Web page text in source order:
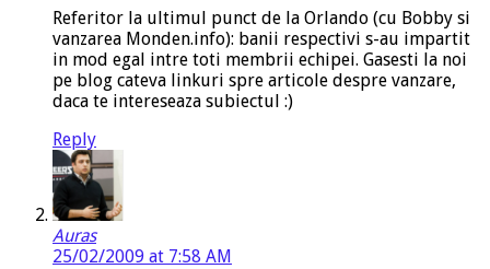
Referitor la ultimul punct de la Orlando (cu Bobby si
vanzarea Monden.info): banii respectivi s-au impartit
in mod egal intre toti membrii echipei. Gasesti la noi
pe blog cateva linkuri spre articole despre vanzare,
daca te intereseaza subiectul :)
Reply
Auras
25/02/2009 at 7:58 AM